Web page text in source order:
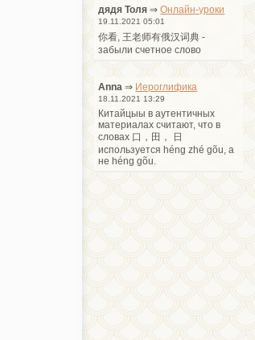
дядя Толя ⇒Онлайн-уроки
19.11.2021 05:01
你看, 王老师有俄汉词典 -
забыли счетное слово
Anna ⇒ Иероглифика
18.11.2021 13:29
Китайцыы в аутентичных
материалах считают, что в
словах 口，田， 日
используется héng zhé gõu, а
не héng gõu.